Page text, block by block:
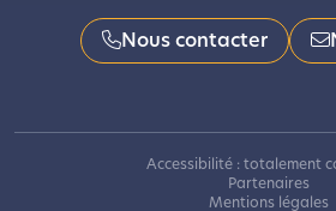
Nous contacter
Accessibilité : totalement
Partenaires
Mentions légales